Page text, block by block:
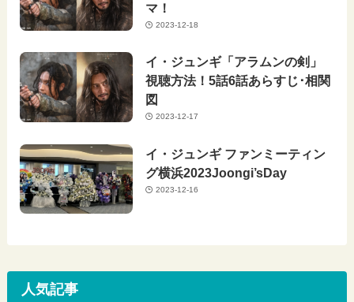
マ！
2023-12-18
イ・ジュンギ「アラムンの剣」
視聴方法！5話6話あらすじ･相関
図
2023-12-17
イ・ジュンギ ファンミーティン
グ横浜2023Joongi’sDay
2023-12-16
人気記事